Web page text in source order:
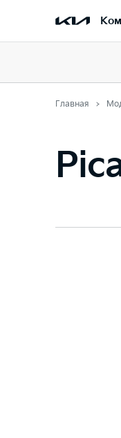
Главная